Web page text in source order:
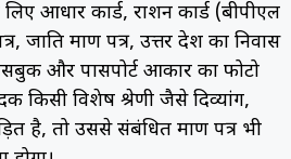
आधार कार्ड, राशन कार्ड (बीपीएल
जाति प्रमाण पत्र, उत्तर प्रदेश का निवास
और पासपोर्ट आकार का फोटो
किसी विशेष श्रेणी जैसे दिव्यांग,
है, तो उससे संबंधित प्रमाण पत्र भी